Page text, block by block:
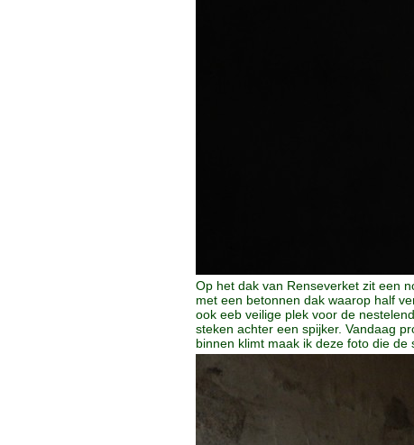
Op het dak van Renseverket zit een
met een betonnen dak waarop half
ook eeb veilige plek voor de
steken achter een spijker. Vandaag
binnen klimt maak ik deze foto die de